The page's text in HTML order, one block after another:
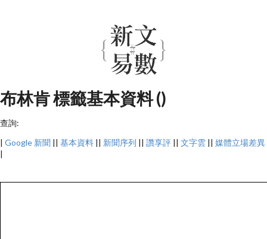
布林肯 標籤基本資料 ()
查詢:
| Google 新聞 || 基本資料 || 新聞序列 || 讚享評 || 文字雲 || 媒體立場差異
|